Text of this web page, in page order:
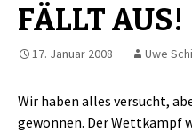
FÄLLT AUS!
17. Januar 2008 Uwe
Wir haben alles versucht,
gewonnen. Der Wettkampf